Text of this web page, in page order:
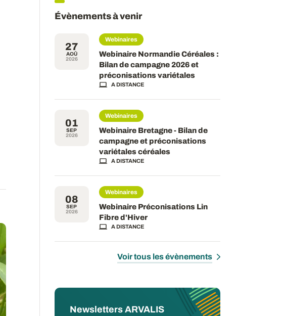
Évènements à venir
27
AOÛ
2026
Webinaires
Webinaire Normandie Céréales :
Bilan de campagne 2026 et
préconisations variétales
A DISTANCE
01
SEP
2026
Webinaires
Webinaire Bretagne - Bilan de
campagne et préconisations
variétales céréales
A DISTANCE
08
SEP
2026
Webinaires
Webinaire Préconisations Lin
Fibre d'Hiver
A DISTANCE
Voir tous les évènements
Newsletters ARVALIS